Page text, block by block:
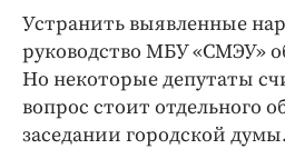
Устранить выявленные
руководство МБУ «СМЭУ»
Но некоторые депутаты
вопрос стоит отдельного
заседании городской думы.